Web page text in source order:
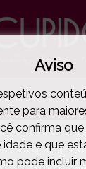
LINGERIE E ROUPA MULHER
LIGAS MATILDEA( 5-
Aviso
para
confirma
idade e que
pode incluir